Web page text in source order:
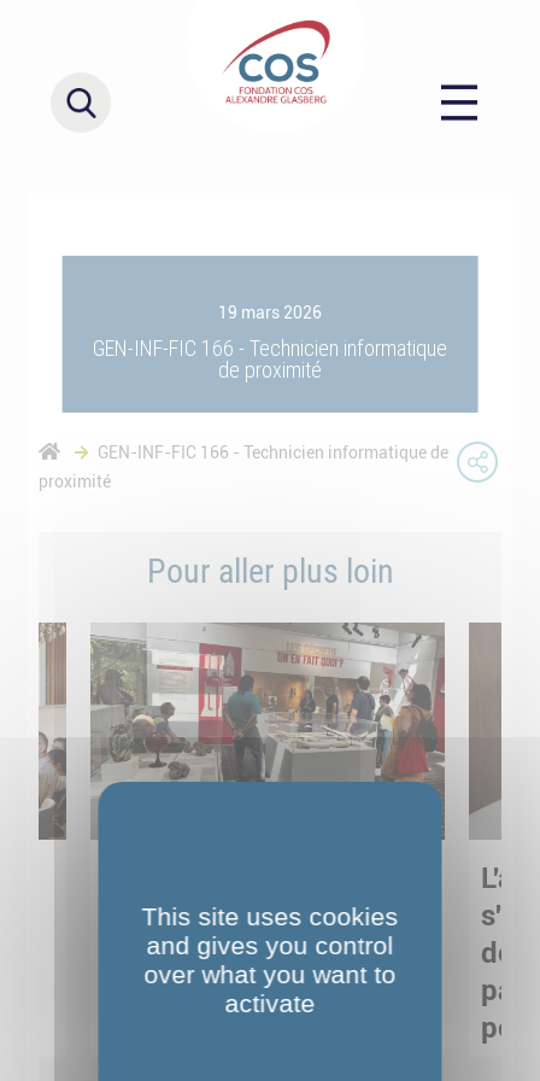
19 mars 2026
GEN-INF-FIC 166 - Technicien informatique
de proximité
GEN-INF-FIC 166 - Technicien informatique de
proximité
Pour aller plus loin
Musée de Préhistoire de
Nemours : apprendre
autrement grâce à la
de
This site uses cookies
and gives you control
over what you want to
activate